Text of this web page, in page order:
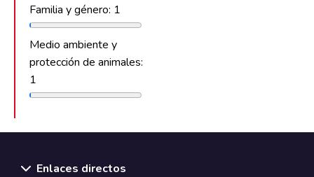
Familia y género: 1
Medio ambiente y
protección de animales:
1
Enlaces directos